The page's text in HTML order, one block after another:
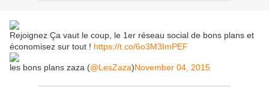
Rejoignez Ça vaut le coup, le 1er réseau social de bons plans et
économisez sur tout ! https://t.co/6o3M3ImPEF
les bons plans zaza (@LesZaza)November 04, 2015